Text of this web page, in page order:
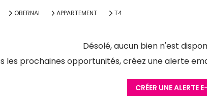
OBERNAI APPARTEMENT T4
Désolé, aucun bien n'est
les prochaines opportunités, créez une alerte
CRÉER UNE ALERTE